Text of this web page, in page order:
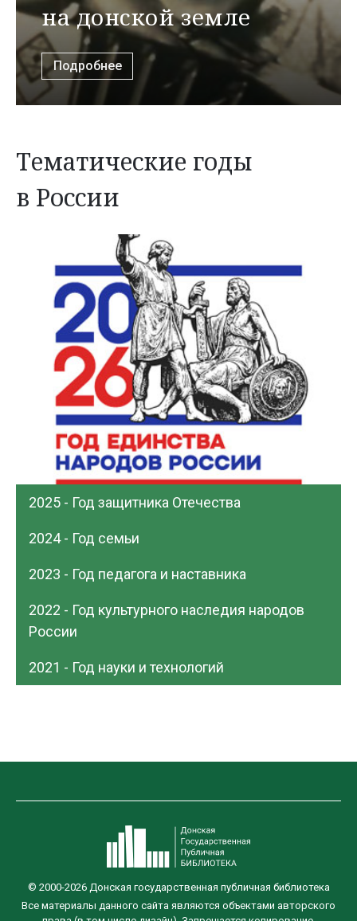
на донской земле
Подробнее
Тематические годы
в России
2025 - Год защитника Отечества
2024 - Год семьи
2023 - Год педагога и наставника
2022 - Год культурного наследия народов
России
2021 - Год науки и технологий
© 2000-2026 Донская государственная публичная библиотека
Все материалы данного сайта являются объектами авторского